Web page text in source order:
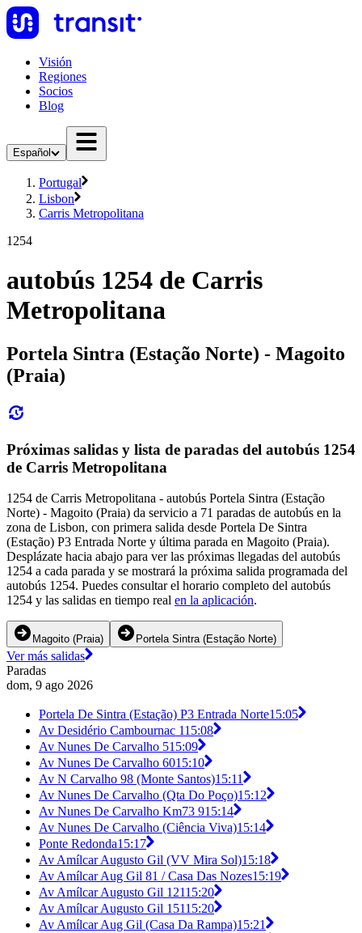
Visión
Regiones
Socios
Blog
Español
Portugal
Lisbon
Carris Metropolitana
1254
autobús 1254 de Carris
Metropolitana
Portela Sintra (Estação Norte) - Magoito
(Praia)
Próximas salidas y lista de paradas del autobús 1254
de Carris Metropolitana
1254 de Carris Metropolitana - autobús Portela Sintra (Estação
Norte) - Magoito (Praia) da servicio a 71 paradas de autobús en la
zona de Lisbon, con primera salida desde Portela De Sintra
(Estação) P3 Entrada Norte y última parada en Magoito (Praia).
Desplázate hacia abajo para ver las próximas llegadas del autobús
1254 a cada parada y se mostrará la próxima salida programada del
autobús 1254. Puedes consultar el horario completo del autobús
1254 y las salidas en tiempo real en la aplicación.
Magoito (Praia) Portela Sintra (Estação Norte)
Ver más salidas
Paradas
dom, 9 ago 2026
Portela De Sintra (Estação) P3 Entrada Norte15:05
Av Desidério Cambournac 115:08
Av Nunes De Carvalho 515:09
Av Nunes De Carvalho 6015:10
Av N Carvalho 98 (Monte Santos)15:11
Av Nunes De Carvalho (Qta Do Poço)15:12
Av Nunes De Carvalho Km73 915:14
Av Nunes De Carvalho (Ciência Viva)15:14
Ponte Redonda15:17
Av Amílcar Augusto Gil (VV Mira Sol)15:18
Av Amílcar Aug Gil 81 / Casa Das Nozes15:19
Av Amílcar Augusto Gil 12115:20
Av Amílcar Augusto Gil 15115:20
Av Amílcar Aug Gil (Casa Da Rampa)15:21